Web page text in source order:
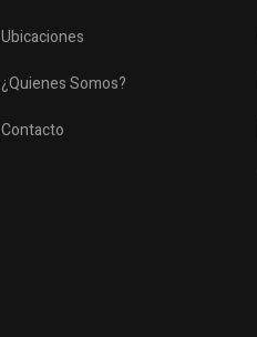
Ubicaciones
¿Quienes Somos?
Contacto